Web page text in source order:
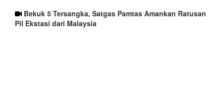
Bekuk 5 Tersangka, Satgas Pamtas Amankan Ratusan
Pil Ekstasi dari Malaysia